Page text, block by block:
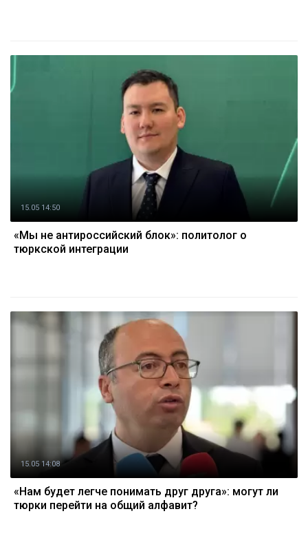
15.05 14:50
«Мы не антироссийский блок»: политолог о
тюркской интеграции
15.05 14:08
«Нам будет легче понимать друг друга»: могут ли
тюрки перейти на общий алфавит?